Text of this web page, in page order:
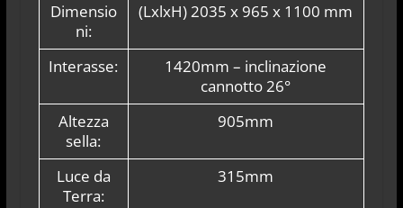
Dimensio
ni:
(LxlxH) 2035 x 965 x 1100 mm
Interasse:
1420mm – inclinazione
cannotto 26°
Altezza
sella:
905mm
Luce da
Terra:
315mm